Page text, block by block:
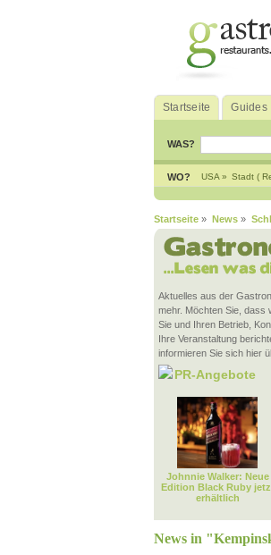
Startseite Guides
WAS?
WO? USA » Stadt (
Startseite » News »
Aktuelles aus der
mehr. Möchten Sie, dass
Sie und Ihren Betrieb,
Ihre Veranstaltung
informieren Sie sich hier
PR-Angebote
Johnnie Walker: Neue
Edition Black Ruby
erhältlich
News in